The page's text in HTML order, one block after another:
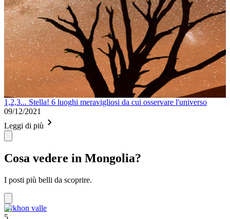
1,2,3... Stella! 6 luoghi meravigliosi da cui osservare l'universo
09/12/2021
Leggi di più
Cosa vedere in Mongolia?
I posti più belli da scoprire.
Orkhon valle
5